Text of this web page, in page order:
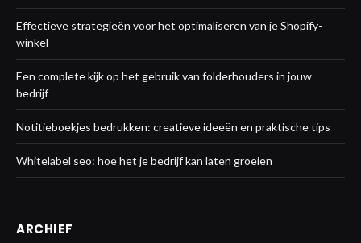
Effectieve strategieën voor het optimaliseren van je Shopify-
winkel
Een complete kijk op het gebruik van folderhouders in jouw
bedrijf
Notitieboekjes bedrukken: creatieve ideeën en praktische tips
Whitelabel seo: hoe het je bedrijf kan laten groeien
ARCHIEF